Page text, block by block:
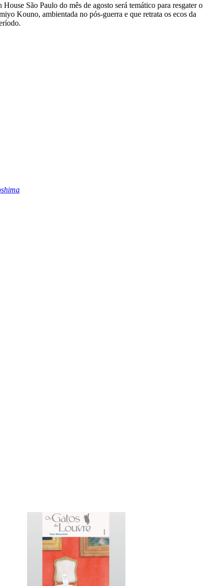
São Paulo do mês de agosto será temático para resgater o
Kouno, ambientada no pós-guerra e que retrata os ecos da